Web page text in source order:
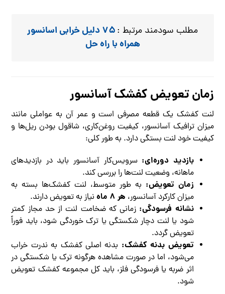
مطلب سودمند مرتبط :
۷۵ دلیل خرابی اسانسور
همراه با راه حل
زمان تعویض کفشک آسانسور
لنت کفشک یک قطعه مصرفی است و عمر آن به عواملی مانند
میزان ترافیک آسانسور، کیفیت روغن‌کاری، شاقول بودن ریل‌ها و
کیفیت خود لنت بستگی دارد. به طور کلی:
بازدید دوره‌ای: سرویس‌کار آسانسور باید در بازدیدهای
ماهانه، وضعیت لنت‌ها را بررسی کند.
زمان تعویض: به طور متوسط، لنت کفشک‌ها بسته به
میزان کارکرد آسانسور، هر ۸ ماه نیاز به تعویض دارند.
نشانه فرسودگی: زمانی که ضخامت لنت از حد مجاز کمتر
شود یا لنت دچار شکستگی یا ترک خوردگی شود، باید فوراً
تعویض گردد.
تعویض بدنه کفشک: بدنه اصلی کفشک به ندرت خراب
می‌شود، اما در صورت مشاهده هرگونه ترک یا شکستگی در
اثر ضربه یا فرسودگی فلز، باید کل مجموعه کفشک تعویض
شود.